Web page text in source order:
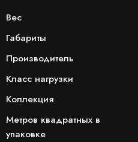
Вес
Габариты
Производитель
Класс нагрузки
Коллекция
Метров квадратных в
упаковке